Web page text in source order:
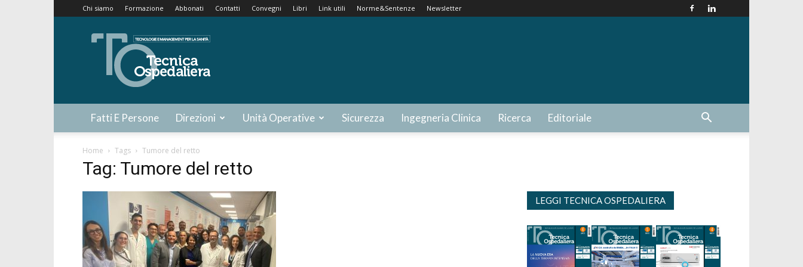
Chi siamo Formazione Abbonati Contatti Convegni Libri Link utili Norme&Sentenze Newsletter
Tecnica
Ospedaliera
Fatti E Persone Direzioni Unità Operative Sicurezza Ingegneria Clinica Ricerca Editoriale
Home Tags Tumore del retto
Tag: Tumore del retto
LEGGI TECNICA OSPEDALIERA